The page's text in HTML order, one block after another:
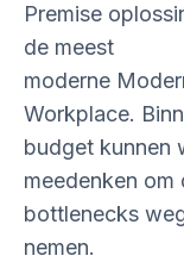
Premise
de meest
moderne
Workplace.
budget kunnen
meedenken om
bottlenecks
nemen.